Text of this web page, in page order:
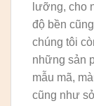
lưỡng, cho
độ bền
chúng tôi
những sản
mẫu mã,
cũng như